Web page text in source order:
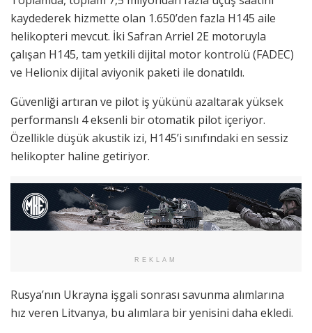
kaydederek hizmette olan 1.650’den fazla H145 aile
helikopteri mevcut. İki Safran Arriel 2E motoruyla
çalışan H145, tam yetkili dijital motor kontrolü (FADEC)
ve Helionix dijital aviyonik paketi ile donatıldı.
Güvenliği artıran ve pilot iş yükünü azaltarak yüksek
performanslı 4 eksenli bir otomatik pilot içeriyor.
Özellikle düşük akustik izi, H145’i sınıfındaki en sessiz
helikopter haline getiriyor.
REKLAM
Rusya’nın Ukrayna işgali sonrası savunma alımlarına
hız veren Litvanya, bu alımlara bir yenisini daha ekledi.